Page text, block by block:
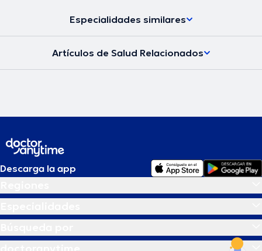
Especialidades similares
Artículos de Salud Relacionados
Descarga la app